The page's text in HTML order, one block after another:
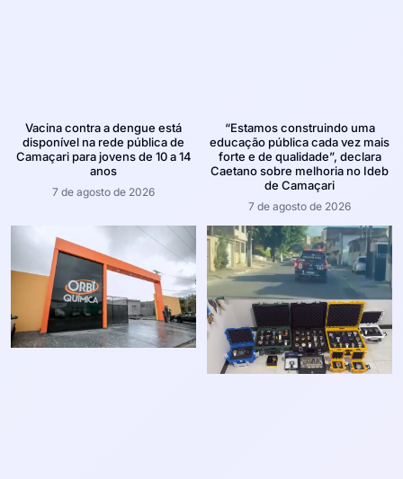
Vacina contra a dengue está
disponível na rede pública de
Camaçari para jovens de 10 a 14
anos
7 de agosto de 2026
“Estamos construindo uma
educação pública cada vez mais
forte e de qualidade”, declara
Caetano sobre melhoria no Ideb
de Camaçari
7 de agosto de 2026